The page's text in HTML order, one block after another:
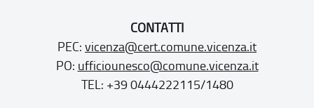
CONTATTI
PEC: vicenza@cert.comune.vicenza.it
PO: ufficiounesco@comune.vicenza.it
TEL: +39 0444222115/1480